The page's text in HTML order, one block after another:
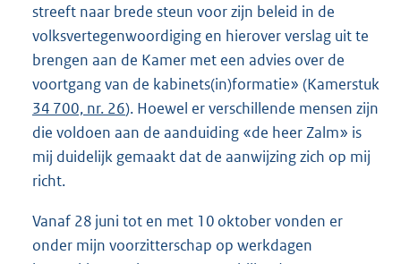
streeft naar brede steun voor zijn beleid in de
volksvertegenwoordiging en hierover verslag uit te
brengen aan de Kamer met een advies over de
voortgang van de kabinets(in)formatie» (Kamerstuk
34 700, nr. 26). Hoewel er verschillende mensen zijn
die voldoen aan de aanduiding «de heer Zalm» is
mij duidelijk gemaakt dat de aanwijzing zich op mij
richt.
Vanaf 28 juni tot en met 10 oktober vonden er
onder mijn voorzitterschap op werkdagen